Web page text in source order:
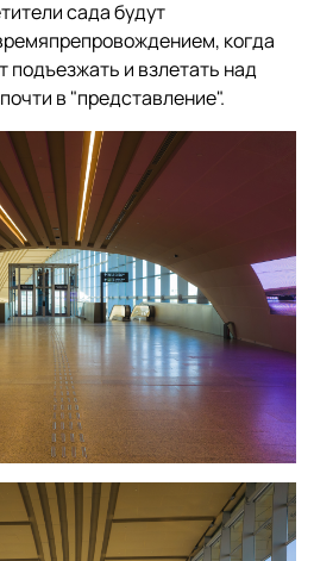
сада будут
когда
подъезжать и взлетать над
в "представление".